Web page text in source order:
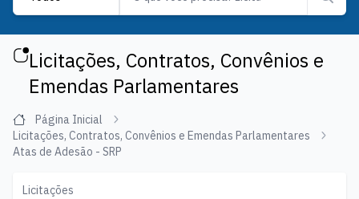
Licitações, Contratos, Convênios e
Emendas Parlamentares
Página Inicial
Licitações, Contratos, Convênios e Emendas Parlamentares
Atas de Adesão - SRP
Licitações